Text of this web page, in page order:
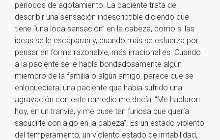
períodos de agotamiento. La paciente trata de
describir una sensación indescriptible diciendo que
tiene “una loca sensación” en la cabeza, como si las
ideas se le escaparan y, cuando más se esfuerza por
pensar en forma razonable, más irracional es. Cuando
a la paciente se le habla bondadosamente algún
miembro de la familia o algún amigo, parece que se
enloqueciera; una paciente que había sufrido una
agravación con este remedio me decía: “Me hablaron
hoy, en un tranvía, y me puse tan furiosa que quería
sacudirle con algo en la cabeza”. Es un estado violento
del temperamento, un violento estado de irritabilidad,